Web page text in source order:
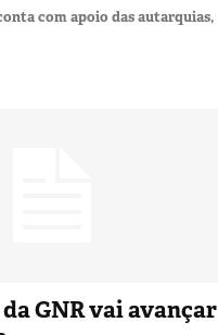
com apoio das autarquias,
GNR vai avançar